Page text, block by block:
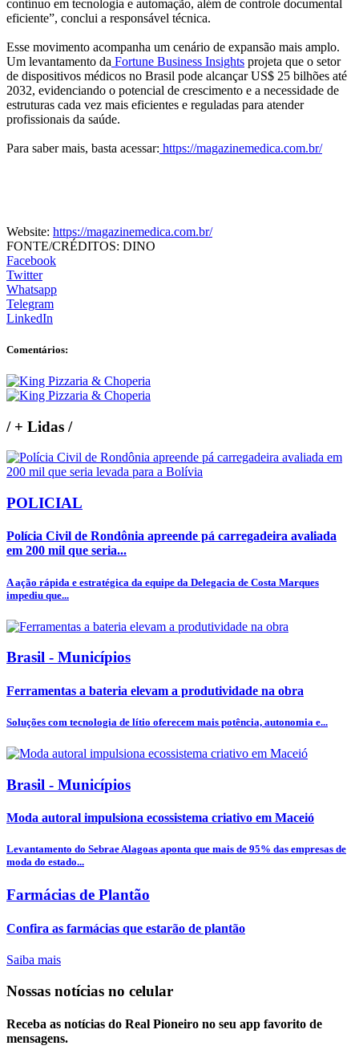
contínuo em tecnologia e automação, além de controle documental
eficiente”, conclui a responsável técnica.
Esse movimento acompanha um cenário de expansão mais amplo.
Um levantamento da Fortune Business Insights projeta que o setor
de dispositivos médicos no Brasil pode alcançar US$ 25 bilhões até
2032, evidenciando o potencial de crescimento e a necessidade de
estruturas cada vez mais eficientes e reguladas para atender
profissionais da saúde.
Para saber mais, basta acessar: https://magazinemedica.com.br/
Website: https://magazinemedica.com.br/
FONTE/CRÉDITOS: DINO
Facebook
Twitter
Whatsapp
Telegram
LinkedIn
Comentários:
/+ Lidas /
POLICIAL
Polícia Civil de Rondônia apreende pá carregadeira avaliada
em 200 mil que seria...
A ação rápida e estratégica da equipe da Delegacia de Costa Marques
impediu que...
Brasil - Municípios
Ferramentas a bateria elevam a produtividade na obra
Soluções com tecnologia de lítio oferecem mais potência, autonomia e...
Brasil - Municípios
Moda autoral impulsiona ecossistema criativo em Maceió
Levantamento do Sebrae Alagoas aponta que mais de 95% das empresas de
moda do estado...
Farmácias de Plantão
Confira as farmácias que estarão de plantão
Saiba mais
Nossas notícias no celular
Receba as notícias do Real Pioneiro no seu app favorito de
mensagens.